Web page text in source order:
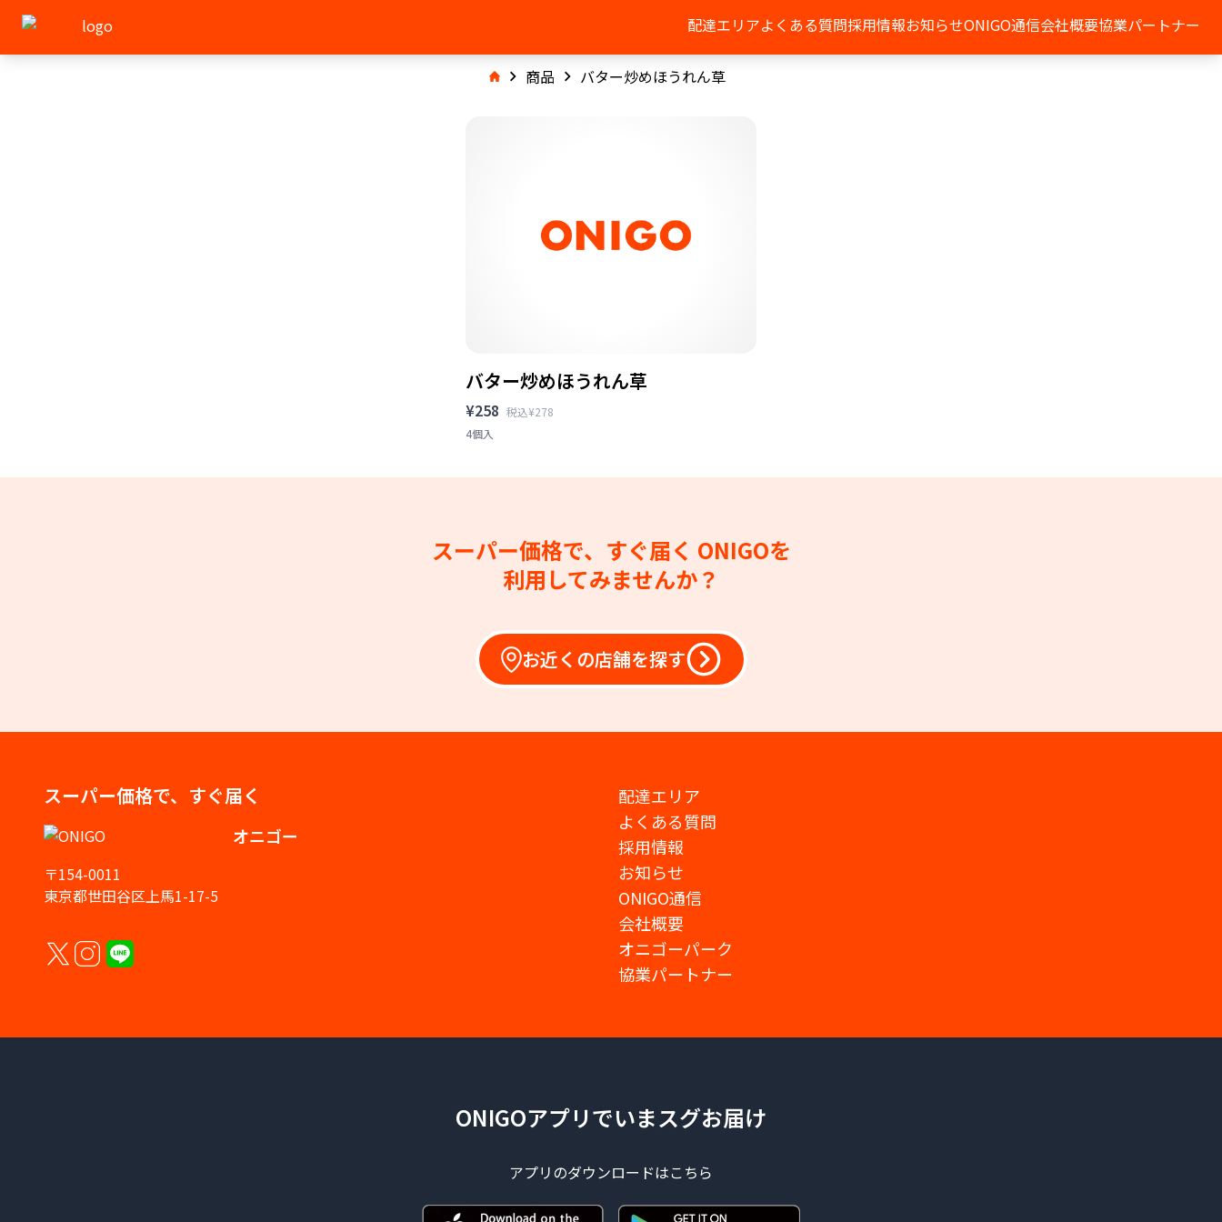
配達エリアよくある質問採用情報お知らせONIGO通信会社概要協業パートナー
商品 バター炒めほうれん草
バター炒めほうれん草
¥258 税込¥278
4個入
スーパー価格で、すぐ届く ONIGOを
利用してみませんか？
お近くの店舗を探す
スーパー価格で、すぐ届く
オニゴー
〒154-0011
東京都世田谷区上馬1-17-5
配達エリア
よくある質問
採用情報
お知らせ
ONIGO通信
会社概要
オニゴーパーク
協業パートナー
ONIGOアプリでいまスグお届け
アプリのダウンロードはこちら